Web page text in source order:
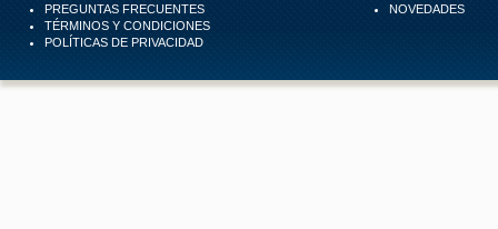
PREGUNTAS FRECUENTES
TÉRMINOS Y CONDICIONES
POLÍTICAS DE PRIVACIDAD
NOVEDADES